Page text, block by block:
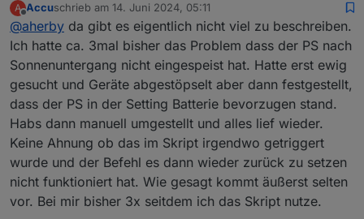
abends nicht mehr alles so funktioniert wie es soll.
Durch meinen Aufbau sollte eigentlich auch bis
Mitternacht odr länger quasi über Solar eingespeißt
werden. Aber hin und wieder "steht" zwar eine
Solarspannung an aber es kommt kein Strom. Dann
nach Veränderungen, Warten plötzlich funktionert es
dann wieder.
A
Offline
Accuschrieb am 14. Juni 2024, 05:11
zuletzt editiert von
@aherby da gibt es eigentlich nicht viel zu beschreiben.
Ich hatte ca. 3mal bisher das Problem dass der PS nach
Sonnenuntergang nicht eingespeist hat. Hatte erst ewig
gesucht und Geräte abgestöpselt aber dann festgestellt,
dass der PS in der Setting Batterie bevorzugen stand.
Habs dann manuell umgestellt und alles lief wieder.
Keine Ahnung ob das im Skript irgendwo getriggert
wurde und der Befehl es dann wieder zurück zu setzen
nicht funktioniert hat. Wie gesagt kommt äußerst selten
vor. Bei mir bisher 3x seitdem ich das Skript nutze.